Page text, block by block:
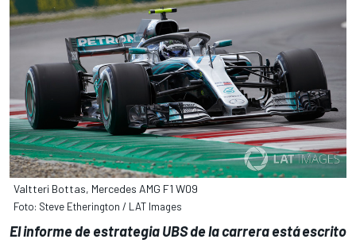
Valtteri Bottas, Mercedes AMG F1 W09
Foto: Steve Etherington / LAT Images
El informe de estrategia UBS de la carrera está escrito